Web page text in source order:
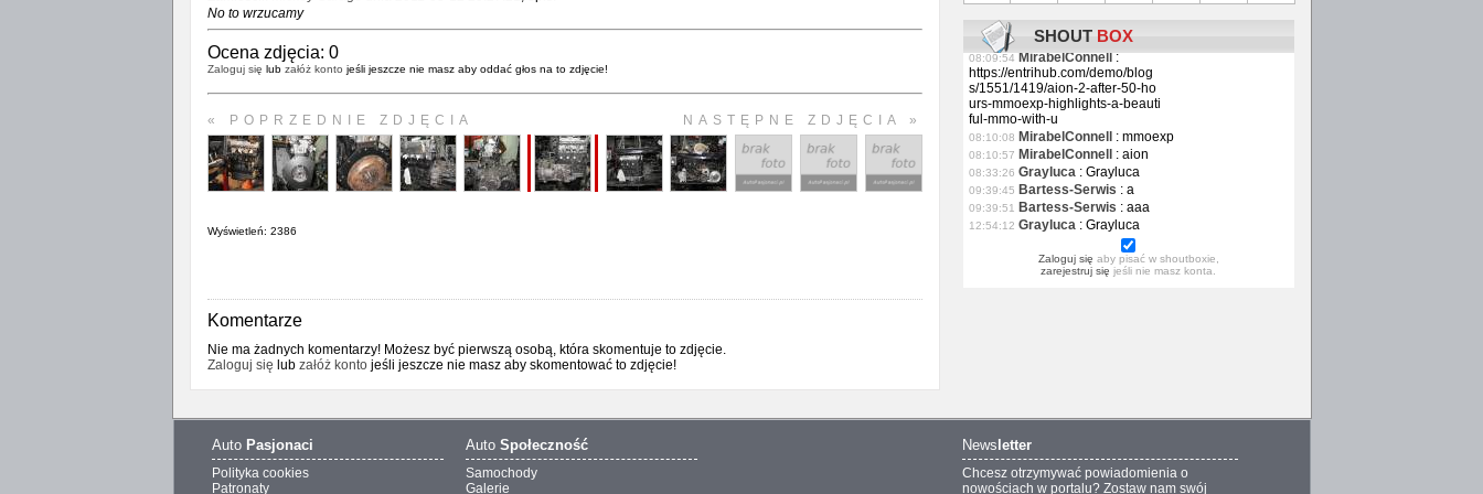
No to wrzucamy
Ocena zdjęcia: 0
Zaloguj się lub załóż konto jeśli jeszcze nie masz aby oddać głos na to zdjęcie!
« POPRZEDNIE ZDJĘCIA NASTĘPNE ZDJĘCIA »
Wyświetleń: 2386
Komentarze
Nie ma żadnych komentarzy! Możesz być pierwszą osobą, która skomentuje to zdjęcie.
Zaloguj się lub załóż kontojeśli jeszcze nie masz aby skomentować to zdjęcie!
SHOUT BOX
13:04:51 elizabethwilliam :elizabethwilliam
09:38:21
09:46:02 josenichols :josenichols
08:09:54 MirabelConnell :
https://entrihub.com/demo/blog
s/1551/1419/aion-2-after-50-ho
urs-mmoexp-highlights-a-beauti
ful-mmo-with-u
08:10:08 MirabelConnell : mmoexp
08:10:57 MirabelConnell : aion
08:33:26 Grayluca : Grayluca
09:39:45 Bartess-Serwis : a
09:39:51 Bartess-Serwis : aaa
12:54:12 Grayluca : Grayluca
Zaloguj się aby pisać w shoutboxie,
zarejestruj się jeśli nie masz konta.
Auto Pasjonaci
Polityka cookies
Patronaty
Auto Społeczność
Samochody
Galerie
News letter
Chcesz otrzymywać powiadomienia o
nowościach w portalu? Zostaw nam swój